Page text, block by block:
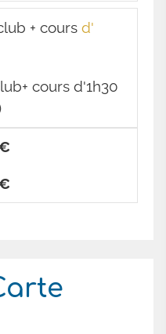
+ coursd'
cours d'1h30